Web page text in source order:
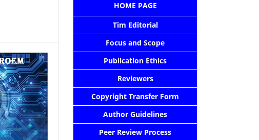
HOME PAGE
Tim Editorial
Focus and Scope
Publication Ethics
Reviewers
Copyright Transfer Form
Author Guidelines
Peer Review Process